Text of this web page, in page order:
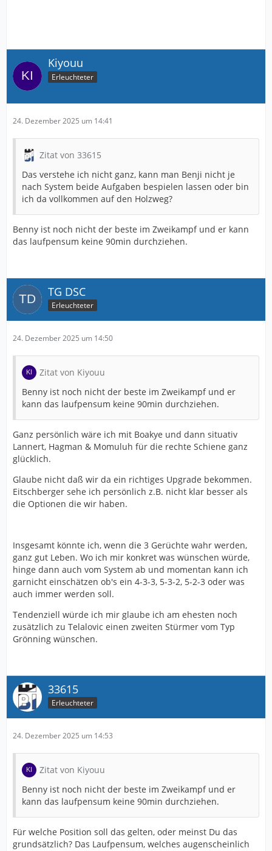
Kiyouu
Erleuchteter
24. Dezember 2025 um 14:41
Zitat von 33615
Das verstehe ich nicht ganz, kann man Benji nicht je
nach System beide Aufgaben bespielen lassen oder bin
ich da vollkommen auf den Holzweg?
Benny ist noch nicht der beste im Zweikampf und er kann
das laufpensum keine 90min durchziehen.
TG DSC
Erleuchteter
24. Dezember 2025 um 14:50
Zitat von Kiyouu
Benny ist noch nicht der beste im Zweikampf und er
kann das laufpensum keine 90min durchziehen.
Ganz persönlich wäre ich mit Boakye und dann situativ
Lannert, Hagman & Momuluh für die rechte Schiene ganz
glücklich.
Glaube nicht daß wir da ein richtiges Upgrade bekommen.
Eitschberger sehe ich persönlich z.B. nicht klar besser als
die Optionen die wir haben.
Insgesamt könnte ich, wenn die 3 Gerüchte wahr werden,
ganz gut Leben. Wo ich mir konkret was wünschen würde,
hinge dann auch vom System ab und momentan kann ich
garnicht einschätzen ob's ein 4-3-3, 5-3-2, 5-2-3 oder was
auch immer werden soll.
Tendenziell würde ich mir glaube ich am ehesten noch
zusätzlich zu Telalovic einen zweiten Stürmer vom Typ
Grönning wünschen.
33615
Erleuchteter
24. Dezember 2025 um 14:53
Zitat von Kiyouu
Benny ist noch nicht der beste im Zweikampf und er
kann das laufpensum keine 90min durchziehen.
Für welche Position soll das gelten, oder meinst Du das
grundsätzlich? Das Laufpensum, welches augenscheinlich